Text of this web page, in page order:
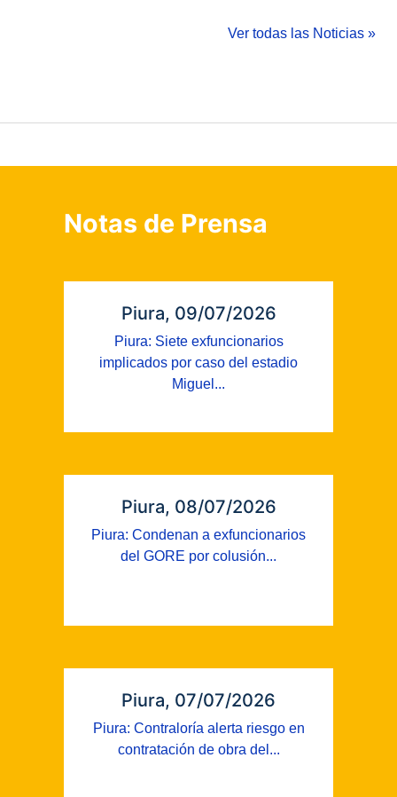
Ver todas las Noticias »
Notas de Prensa
Piura, 09/07/2026
Piura: Siete exfuncionarios
implicados por caso del estadio
Miguel...
Piura, 08/07/2026
Piura: Condenan a exfuncionarios
del GORE por colusión...
Piura, 07/07/2026
Piura: Contraloría alerta riesgo en
contratación de obra del...